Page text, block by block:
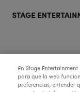
STAGE
En Stage
para que la web
preferencias, entender